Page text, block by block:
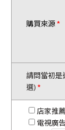
購買來源
請問當初是
選)
店家推薦
電視廣告